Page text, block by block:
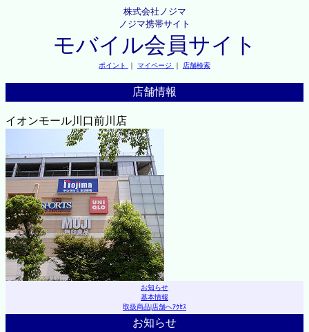
株式会社ノジマ
ノジマ携帯サイト
モバイル会員サイト
ポイント ｜ マイページ ｜ 店舗検索
店舗情報
イオンモール川口前川店
お知らせ
基本情報
取扱商品|店舗へｱｸｾｽ
お知らせ